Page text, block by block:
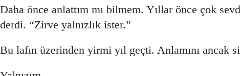
Daha önce anlattım mı bilmem. Yıllar önce çok
derdi. “Zirve yalnızlık ister.”
Bu lafın üzerinden yirmi yıl geçti. Anlamını ancak